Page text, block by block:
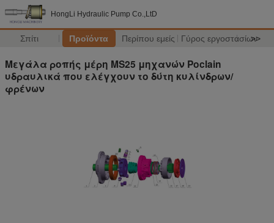
HongLi Hydraulic Pump Co.,LtD
Σπίτι Προϊόντα Περίπου εμείς Γύρος εργοστασίων
>>
Μεγάλα ροπής μέρη MS25 μηχανών Poclain
υδραυλικά που ελέγχουν το δύτη κυλίνδρων/
φρένων